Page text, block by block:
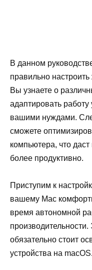
В данном
правильно
Вы узнаете о
адаптировать работу
вашими нуждами.
сможете
компьютера, что
более продуктивно.
Приступим к
вашему Mac
время автономной
обязательно стоит
устройства на macOS.